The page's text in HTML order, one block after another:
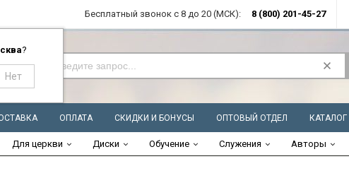
?
Бесплатный звонок с 8 до 20 (МСК): 8 (800) 201-45-27
ОПЛАТА СКИДКИ И БОНУСЫ ОПТОВЫЙ ОТДЕЛ КАТАЛОГ
Для церкви Диски Обучение Служения Авторы